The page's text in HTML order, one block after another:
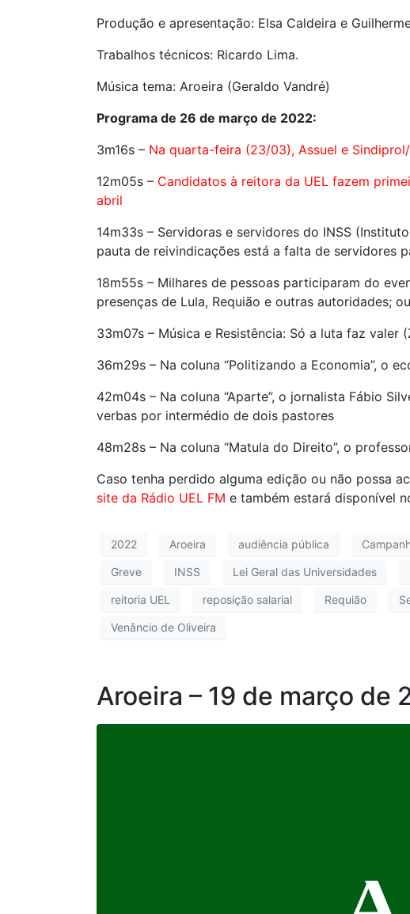
Produção e apresentação: Elsa Caldeira e
Trabalhos técnicos: Ricardo Lima.
Música tema: Aroeira (Geraldo Vandré)
Programa de 26 de março de 2022:
3m16s – Na quarta-feira (23/03), Assuel e
12m05s – Candidatos à reitora da UEL fazem
abril
14m33s – Servidoras e servidores do INSS
pauta de reivindicações está a falta de servidores
18m55s – Milhares de pessoas participaram do
presenças de Lula, Requião e outras autoridades;
33m07s – Música e Resistência: Só a luta faz valer
36m29s – Na coluna “Politizando a Economia”, o
42m04s – Na coluna “Aparte”, o jornalista Fábio
verbas por intermédio de dois pastores
48m28s – Na coluna “Matula do Direito”, o
Caso tenha perdido alguma edição ou não possa
site da Rádio UEL FM e também estará disponível
2022 Aroeira audiência pública
Greve INSS Lei Geral das Universidades
reitoria UEL reposição salarial Requião
Venâncio de Oliveira
Aroeira – 19 de março de